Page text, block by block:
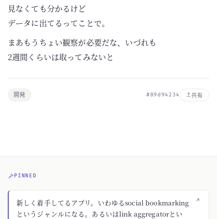
見なくても分かるけど
データに出てるってことで。
まあもうちょい観察が必要だな、いづれも
2週間くらいは取ってみないと
開発 #89d94234 共有
PINNED
↗
新しく着手してるアプリ。いわゆるsocial bookmarking
というジャンルになる。あるいはlink aggregatorとい